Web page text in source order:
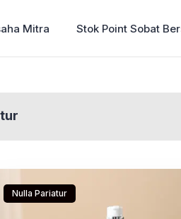
Mitra Stok Point Sobat
Nulla Pariatur